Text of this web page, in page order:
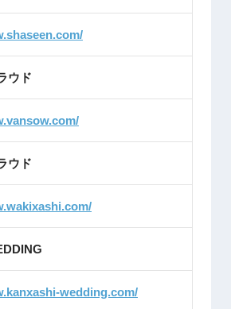
ウド
ウド
wedding.com/